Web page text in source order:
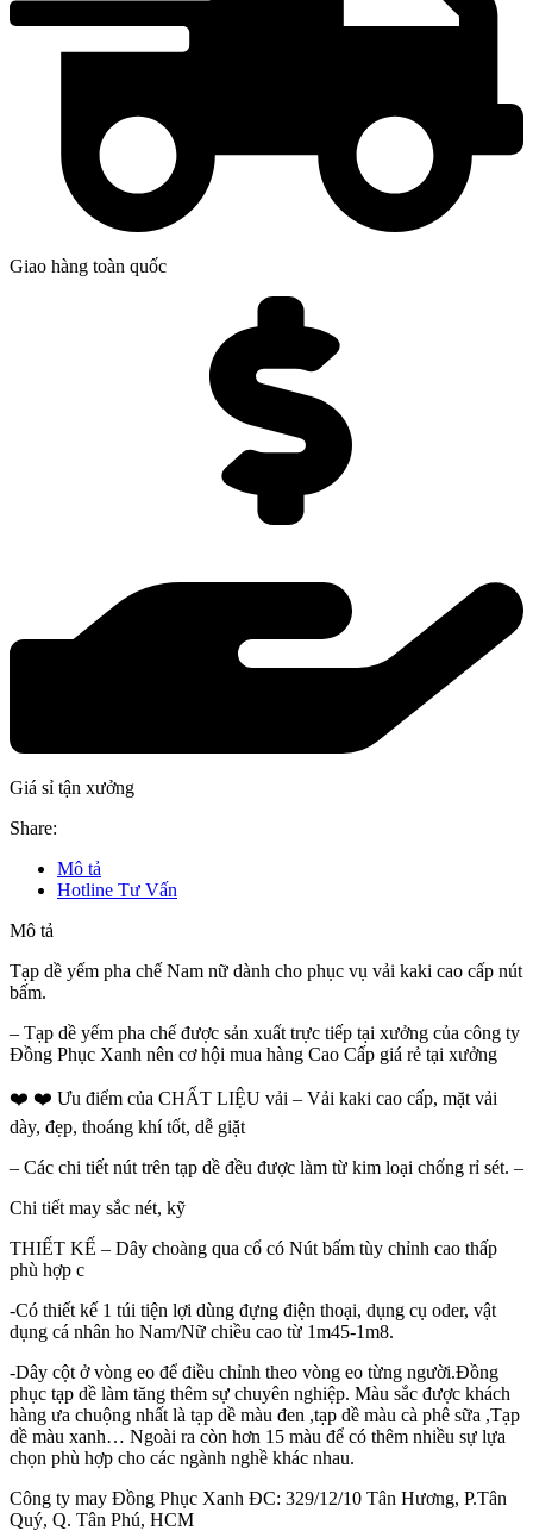
Giao hàng toàn quốc
Giá sỉ tận xưởng
Share:
Mô tả
Hotline Tư Vấn
Mô tả
Tạp dề yếm pha chế Nam nữ dành cho phục vụ vải kaki cao cấp nút
bấm.
– Tạp dề yếm pha chế được sản xuất trực tiếp tại xưởng của công ty
Đồng Phục Xanh nên cơ hội mua hàng Cao Cấp giá rẻ tại xưởng
❤️ ❤️ Ưu điểm của CHẤT LIỆU vải – Vải kaki cao cấp, mặt vải
dày, đẹp, thoáng khí tốt, dễ giặt
– Các chi tiết nút trên tạp dề đều được làm từ kim loại chống rỉ sét. –
Chi tiết may sắc nét, kỹ
THIẾT KẾ – Dây choàng qua cổ có Nút bấm tùy chỉnh cao thấp
phù hợp c
-Có thiết kế 1 túi tiện lợi dùng đựng điện thoại, dụng cụ oder, vật
dụng cá nhân ho Nam/Nữ chiều cao từ 1m45-1m8.
-Dây cột ở vòng eo để điều chỉnh theo vòng eo từng người.Đồng
phục tạp dề làm tăng thêm sự chuyên nghiệp. Màu sắc được khách
hàng ưa chuộng nhất là tạp dề màu đen ,tạp dề màu cà phê sữa ,Tạp
dề màu xanh… Ngoài ra còn hơn 15 màu để có thêm nhiều sự lựa
chọn phù hợp cho các ngành nghề khác nhau.
Công ty may Đồng Phục Xanh ĐC: 329/12/10 Tân Hương, P.Tân
Quý, Q. Tân Phú, HCM